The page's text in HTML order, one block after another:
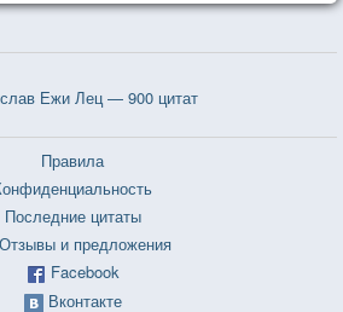
Ежи Лец — 900 цитат
Правила
Последние цитаты
Отзывы и предложения
Facebook
Вконтакте